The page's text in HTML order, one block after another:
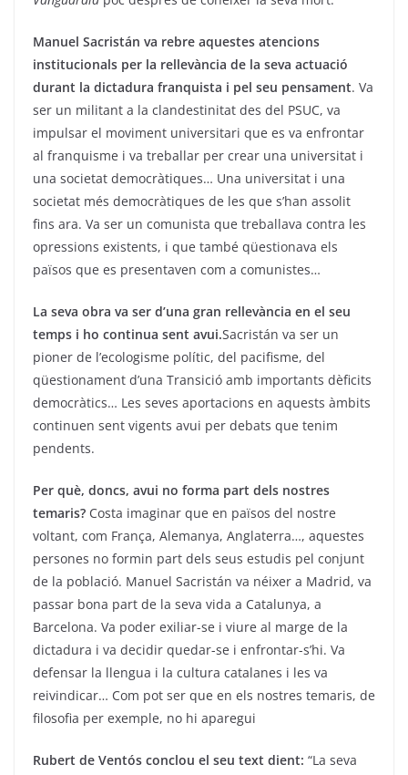
Manuel Sacristán va rebre aquestes atencions
institucionals per la rellevància de la seva actuació
durant la dictadura franquista i pel seu pensament. Va
ser un militant a la clandestinitat des del PSUC, va
impulsar el moviment universitari que es va enfrontar
al franquisme i va treballar per crear una universitat i
una societat democràtiques… Una universitat i una
societat més democràtiques de les que s’han assolit
fins ara. Va ser un comunista que treballava contra les
opressions existents, i que també qüestionava els
països que es presentaven com a comunistes…
La seva obra va ser d’una gran rellevància en el seu
temps i ho continua sent avui.Sacristán va ser un
pioner de l’ecologisme polític, del pacifisme, del
qüestionament d’una Transició amb importants dèficits
democràtics… Les seves aportacions en aquests àmbits
continuen sent vigents avui per debats que tenim
pendents.
Per què, doncs, avui no forma part dels nostres
temaris? Costa imaginar que en països del nostre
voltant, com França, Alemanya, Anglaterra…, aquestes
persones no formin part dels seus estudis pel conjunt
de la població. Manuel Sacristán va néixer a Madrid, va
passar bona part de la seva vida a Catalunya, a
Barcelona. Va poder exiliar-se i viure al marge de la
dictadura i va decidir quedar-se i enfrontar-s’hi. Va
defensar la llengua i la cultura catalanes i les va
reivindicar… Com pot ser que en els nostres temaris, de
filosofia per exemple, no hi aparegui
Rubert de Ventós conclou el seu text dient: “La seva